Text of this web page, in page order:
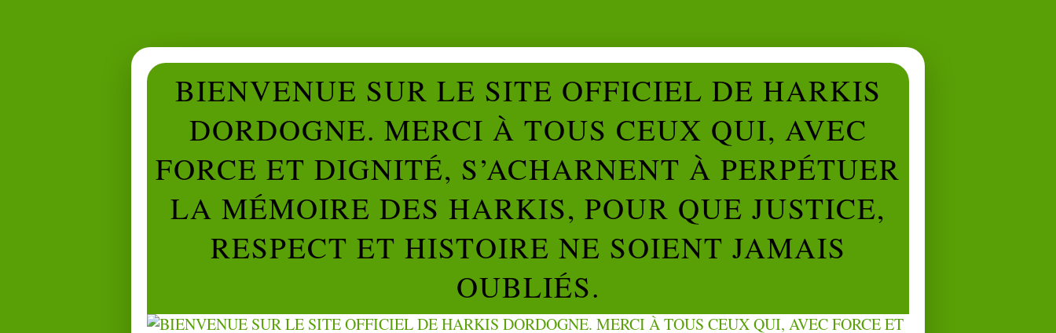
BIENVENUE SUR LE SITE OFFICIEL DE HARKIS
DORDOGNE. MERCI À TOUS CEUX QUI, AVEC
FORCE ET DIGNITÉ, S’ACHARNENT À PERPÉTUER
LA MÉMOIRE DES HARKIS, POUR QUE JUSTICE,
RESPECT ET HISTOIRE NE SOIENT JAMAIS
OUBLIÉS.